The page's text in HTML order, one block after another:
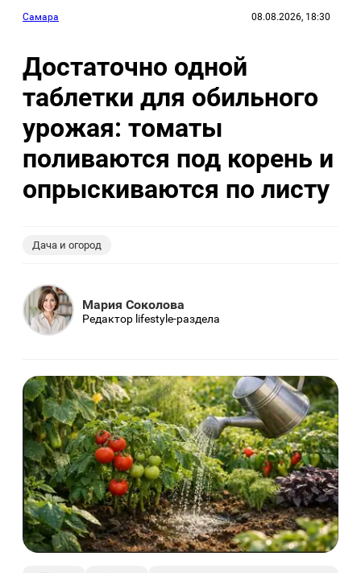
Самара 08.08.2026, 18:30
Достаточно одной
таблетки для обильного
урожая: томаты
поливаются под корень и
опрыскиваются по листу
Дача и огород
Мария Соколова
Редактор lifestyle-раздела